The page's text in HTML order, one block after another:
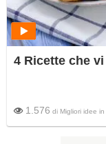
4 Ricette che
1.576 di Migliori idee